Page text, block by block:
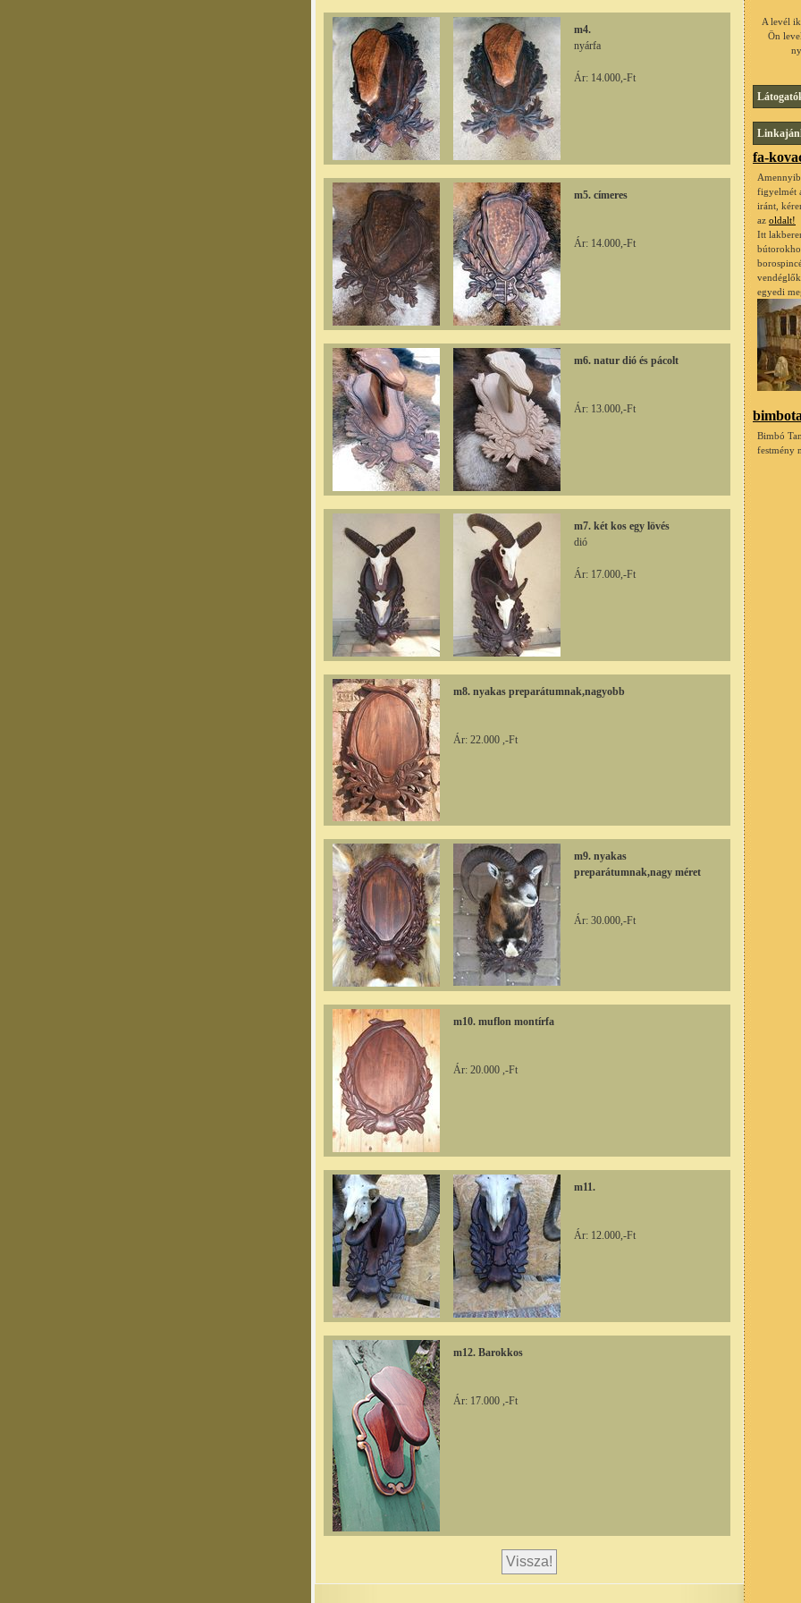
m4.
nyárfa
Ár: 14.000,-Ft
m5. címeres
Ár: 14.000,-Ft
m6. natur dió és pácolt
Ár: 13.000,-Ft
m7. két kos egy lövés
dió
Ár: 17.000,-Ft
m8. nyakas preparátumnak,nagyobb
Ár: 22.000 ,-Ft
m9. nyakas
preparátumnak,nagy méret
Ár: 30.000,-Ft
m10. muflon montírfa
Ár: 20.000 ,-Ft
m11.
Ár: 12.000,-Ft
m12. Barokkos
Ár: 17.000 ,-Ft
A levél
Ön
fa-
figyelmét
iránt,
az oldalt!
Itt
egyedi
Bimbó
festmény